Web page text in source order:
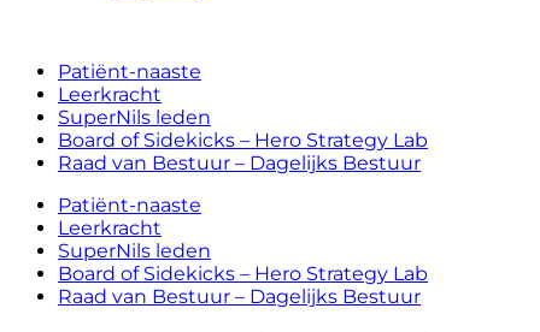
Patiënt-naaste
Leerkracht
SuperNils leden
Board of Sidekicks – Hero Strategy Lab
Raad van Bestuur – Dagelijks Bestuur
Patiënt-naaste
Leerkracht
SuperNils leden
Board of Sidekicks – Hero Strategy Lab
Raad van Bestuur – Dagelijks Bestuur